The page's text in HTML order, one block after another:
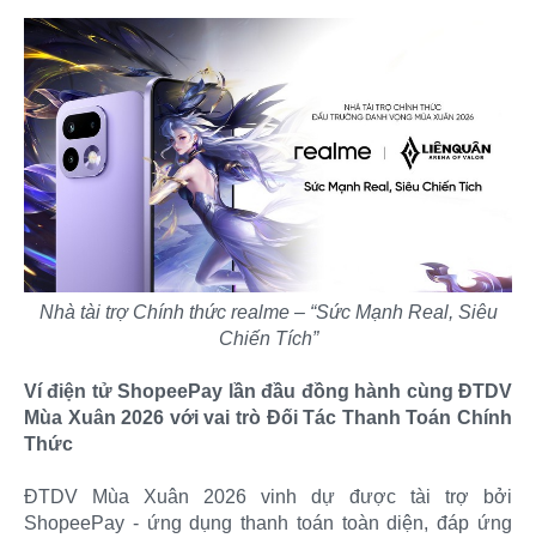
Nhà tài trợ Chính thức realme – “Sức Mạnh Real, Siêu
Chiến Tích”
Ví điện tử ShopeePay lần đầu đồng hành cùng ĐTDV
Mùa Xuân 2026 với vai trò Đối Tác Thanh Toán Chính
Thức
ĐTDV Mùa Xuân 2026 vinh dự được tài trợ bởi
ShopeePay - ứng dụng thanh toán toàn diện, đáp ứng